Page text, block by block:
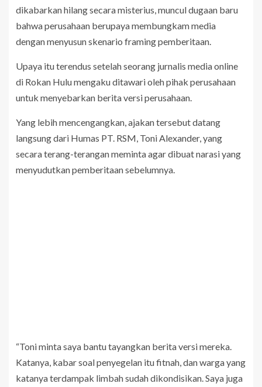
dikabarkan hilang secara misterius, muncul dugaan baru
bahwa perusahaan berupaya membungkam media
dengan menyusun skenario framing pemberitaan.
Upaya itu terendus setelah seorang jurnalis media online
di Rokan Hulu mengaku ditawari oleh pihak perusahaan
untuk menyebarkan berita versi perusahaan.
Yang lebih mencengangkan, ajakan tersebut datang
langsung dari Humas PT. RSM, Toni Alexander, yang
secara terang-terangan meminta agar dibuat narasi yang
menyudutkan pemberitaan sebelumnya.
“Toni minta saya bantu tayangkan berita versi mereka.
Katanya, kabar soal penyegelan itu fitnah, dan warga yang
katanya terdampak limbah sudah dikondisikan. Saya juga